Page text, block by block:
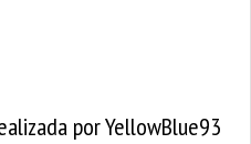
por YellowBlue93